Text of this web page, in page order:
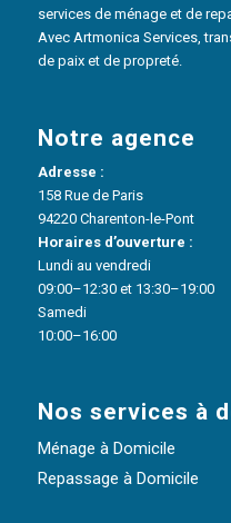
services de ménage et de
Avec Artmonica Services,
de paix et de propreté.
Notre agence
Adresse :
158 Rue de Paris
94220 Charenton-le-Pont
Horaires d’ouverture :
Lundi au vendredi
09:00–12:30 et 13:30–19:00
Samedi
10:00–16:00
Nos services à
Ménage à Domicile
Repassage à Domicile